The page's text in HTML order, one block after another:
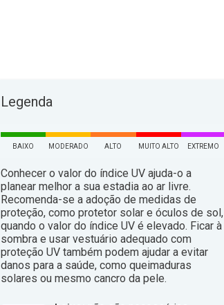
Legenda
BAIXO MODERADO ALTO MUITO ALTO EXTREMO
Conhecer o valor do índice UV ajuda-o a
planear melhor a sua estadia ao ar livre.
Recomenda-se a adoção de medidas de
proteção, como protetor solar e óculos de sol,
quando o valor do índice UV é elevado. Ficar à
sombra e usar vestuário adequado com
proteção UV também podem ajudar a evitar
danos para a saúde, como queimaduras
solares ou mesmo cancro da pele.